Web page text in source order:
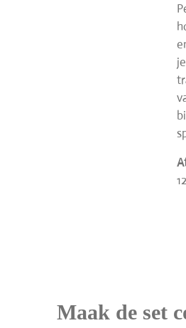
Maak de set